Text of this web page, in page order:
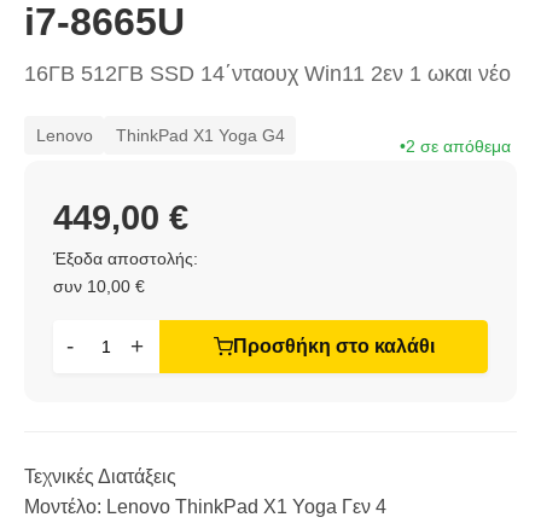
i7-8665U
16ΓΒ 512ΓΒ SSD 14΄νταουχ Win11 2εν 1 ωκαι νέο
Lenovo ThinkPad X1 Yoga G4
2 σε απόθεμα
Έξοδα αποστολής:
συν 10,00 €
449,00 €
- + Προσθήκη στο καλάθι
Τεχνικές Διατάξεις
Μοντέλο: Lenovo ThinkPad X1 Yoga Γεν 4